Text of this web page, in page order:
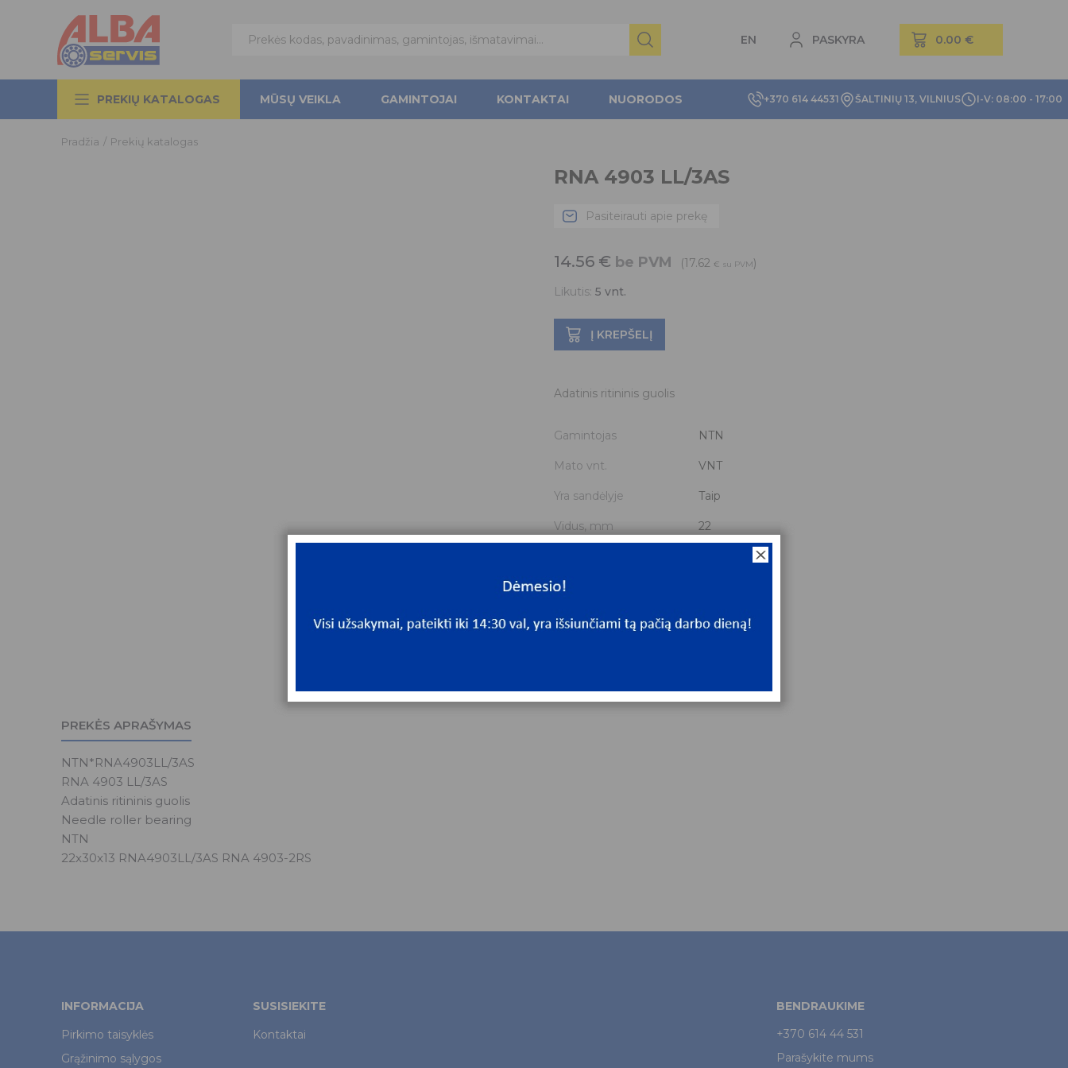
EN PASKYRA
+370 614 44531 ŠALTINIŲ 13, VILNIUS I-V: 08:00 - 17:00
PREKIŲ KATALOGAS MŪSŲ VEIKLA GAMINTOJAI KONTAKTAI NUORODOS
Pradžia / Prekių katalogas
RNA 4903 LL/3AS
Pasiteirauti apie prekę
14.56 € be PVM (17.62 € su PVM)
Likutis: 5 vnt.
Į KREPŠELĮ
Adatinis ritininis guolis
Gamintojas NTN
Mato vnt. VNT
Yra sandėlyje Taip
Vidus, mm 22
Storis, mm
Išmatavimai 22x30x13
PREKĖS APRAŠYMAS
NTN*RNA4903LL/3AS
RNA 4903 LL/3AS
Adatinis ritininis guolis
Needle roller bearing
NTN
22x30x13 RNA4903LL/3AS RNA 4903-2RS
INFORMACIJA
Pirkimo taisyklės
Grąžinimo sąlygos
SUSISIEKITE
Kontaktai
BENDRAUKIME
+370 614 44 531
Parašykite mums